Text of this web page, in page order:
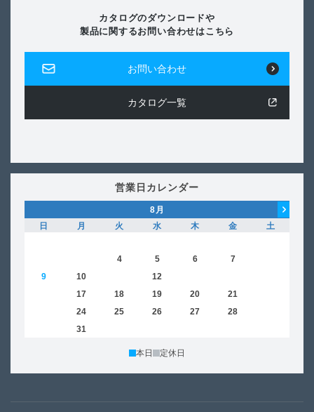
カタログのダウンロードや
製品に関するお問い合わせはこちら
お問い合わせ
カタログ一覧
営業日カレンダー
8 月
日
月 火 水 木 金
土
4 5 6 7
9
10 12
17 18 19 20 21
24 25 26 27 28
31
本日 定休日